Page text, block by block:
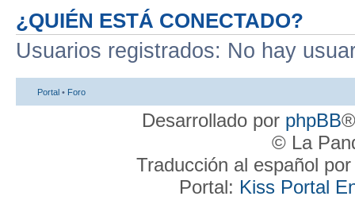
¿QUIÉN ESTÁ CONECTADO?
Usuarios registrados: No hay
Portal • Foro
Desarrollado por phpBB
© La
Traducción al español
Portal: Kiss Portal